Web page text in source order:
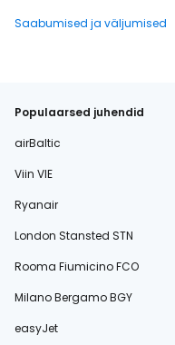
Saabumised ja väljumised
Populaarsed juhendid
airBaltic
Viin VIE
Ryanair
London Stansted STN
Rooma Fiumicino FCO
Milano Bergamo BGY
easyJet